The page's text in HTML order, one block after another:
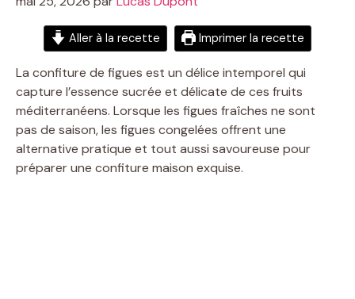
Aller à la recette Imprimer la recette
La confiture de figues est un délice intemporel qui
capture l’essence sucrée et délicate de ces fruits
méditerranéens. Lorsque les figues fraîches ne sont
pas de saison, les figues congelées offrent une
alternative pratique et tout aussi savoureuse pour
préparer une confiture maison exquise.